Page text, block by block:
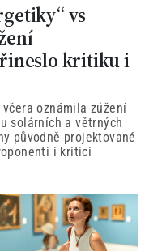
vs
kritiku i
oznámila zúžení
solárních a větrných
původně projektované
i kritici